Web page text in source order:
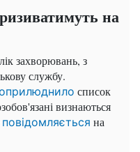
на
захворювань, з
службу.
список
визнаються
повідомляється на